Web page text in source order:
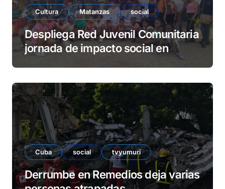
Cultura Matanzas social
Despliega Red Juvenil Comunitaria
jornada de impacto social en
Cuba social tvyumuri
Derrumbe en Remedios deja varias